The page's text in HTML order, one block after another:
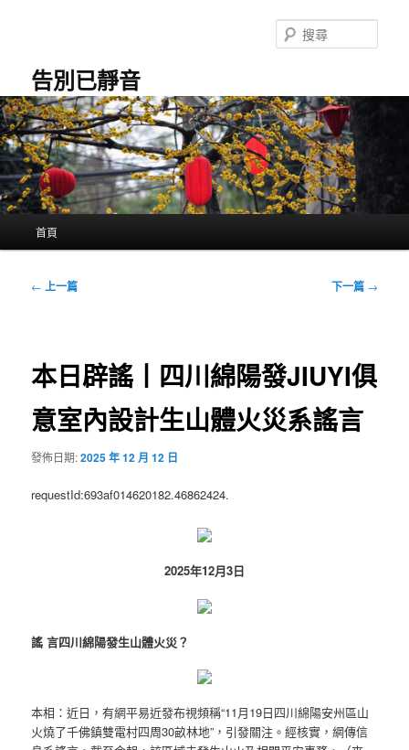
容
告別已靜音
尋
首頁
文
← 上一篇 下一篇 →
本日辟謠丨四川綿陽發JIUYI俱
意室內設計生山體火災系謠言
發佈日期:2025 年 12 月 12 日
requestId:693af014620182.46862424.
2025年12月3日
謠 言四川綿陽發生山體火災？
本相：近日，有網平易近發布視頻稱“11月19日四川綿陽安州區山
火燒了千佛鎮雙電村四周30畝林地”，引發關注。經核實，網傳信